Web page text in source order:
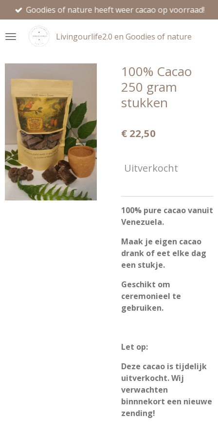
direct
naar
Livingourlife2.0 en Goodies of nature
Goodies of nature heeft weer cacao op voorraad!
100% Cacao
250 gram
stukken
€ 22,50
Uitverkocht
100% pure cacao vanuit
Venezuela.
Maak je eigen cacao
drank of eet elke dag
een stukje.
Geschikt om
ceremonieel te
gebruiken.
Let op:
Deze cacao is tijdelijk
uitverkocht. Wij
verwachten
binnnekort een nieuwe
zending!